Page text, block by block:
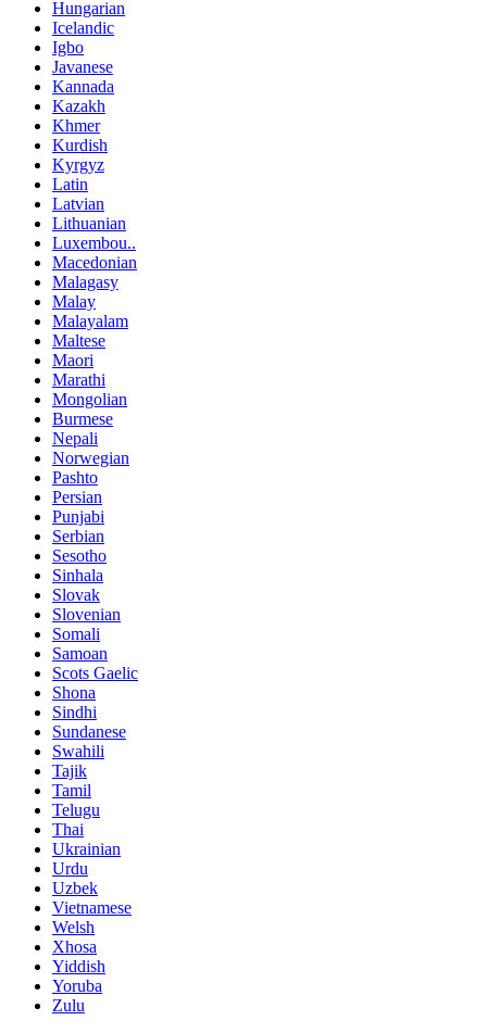
Hungarian
Icelandic
Igbo
Javanese
Kannada
Kazakh
Khmer
Kurdish
Kyrgyz
Latin
Latvian
Lithuanian
Luxembou..
Macedonian
Malagasy
Malay
Malayalam
Maltese
Maori
Marathi
Mongolian
Burmese
Nepali
Norwegian
Pashto
Persian
Punjabi
Serbian
Sesotho
Sinhala
Slovak
Slovenian
Somali
Samoan
Scots Gaelic
Shona
Sindhi
Sundanese
Swahili
Tajik
Tamil
Telugu
Thai
Ukrainian
Urdu
Uzbek
Vietnamese
Welsh
Xhosa
Yiddish
Yoruba
Zulu